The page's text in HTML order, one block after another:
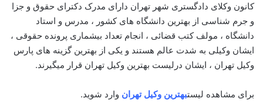
کانون وکلای دادگستری شهر تهران دارای مدرک دکترای حقوق و جزا
و جرم شناسی از بهترین دانشگاه های کشور ، مدرس و استاد
دانشگاه ، مولف کتب قضائی ، انجام تعداد بیشماری پرونده حقوقی ،
ایشان وکیلی به شدت عالم هستند و یکی از بهترین گزینه های پارس
وکیل تهران ، ایشان درلیست بهترین وکیل تهران قرار میگیرند.
برای مشاهده لیستبهترین وکیل تهران وارد شوید.